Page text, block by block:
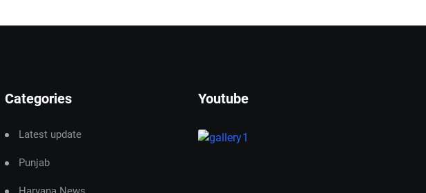
Categories
Latest update
Punjab
Youtube